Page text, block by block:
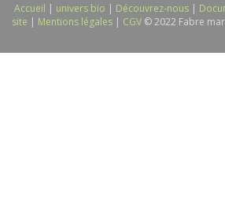
Accueil | univers bio | Découvrez-nous |
site | Mentions légales | CGV © 2022 Fabre